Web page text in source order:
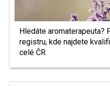
Hledáte aromaterapeuta?
registru, kde najdete
celé ČR.